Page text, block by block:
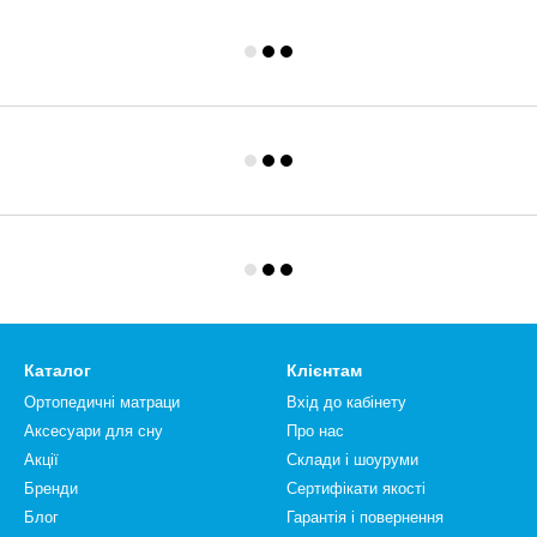
Каталог
Ортопедичні матраци
Аксесуари для сну
Акції
Бренди
Блог
Клієнтам
Вхід до кабінету
Про нас
Склади і шоуруми
Сертифікати якості
Гарантія і повернення